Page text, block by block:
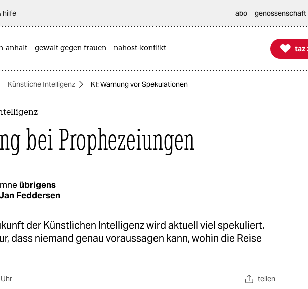
hilfe abo genossenschaft
anhalt gewalt gegen frauen nahost-konflikt 
taz zahl
taz
Künstliche Intelligenz KI: Warnung vor Spekulationen
bei Prophezeiungen
übrigens
Feddersen
der Künstlichen Intelligenz wird aktuell viel spekuliert.
dass niemand genau voraussagen kann, wohin die Reise
teilen